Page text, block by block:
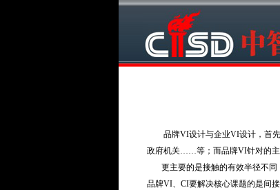
品牌VI设计与企业VI设计，首先
政府机关……等；而品牌VI针对的主
更主要的是接触的有效半径不同
品牌VI、CI要解决核心课题的是间